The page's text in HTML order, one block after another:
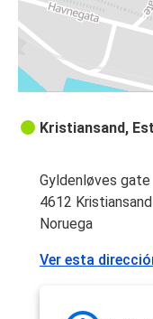
Kristiansand,
Gyldenløves gate
4612 Kristiansand
Noruega
Ver esta